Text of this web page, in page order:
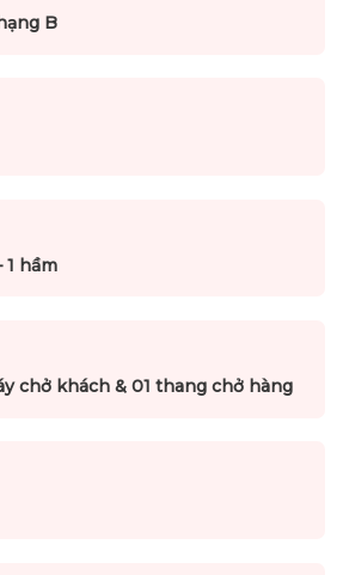
B
1 hầm
chở khách & 01 thang chở hàng